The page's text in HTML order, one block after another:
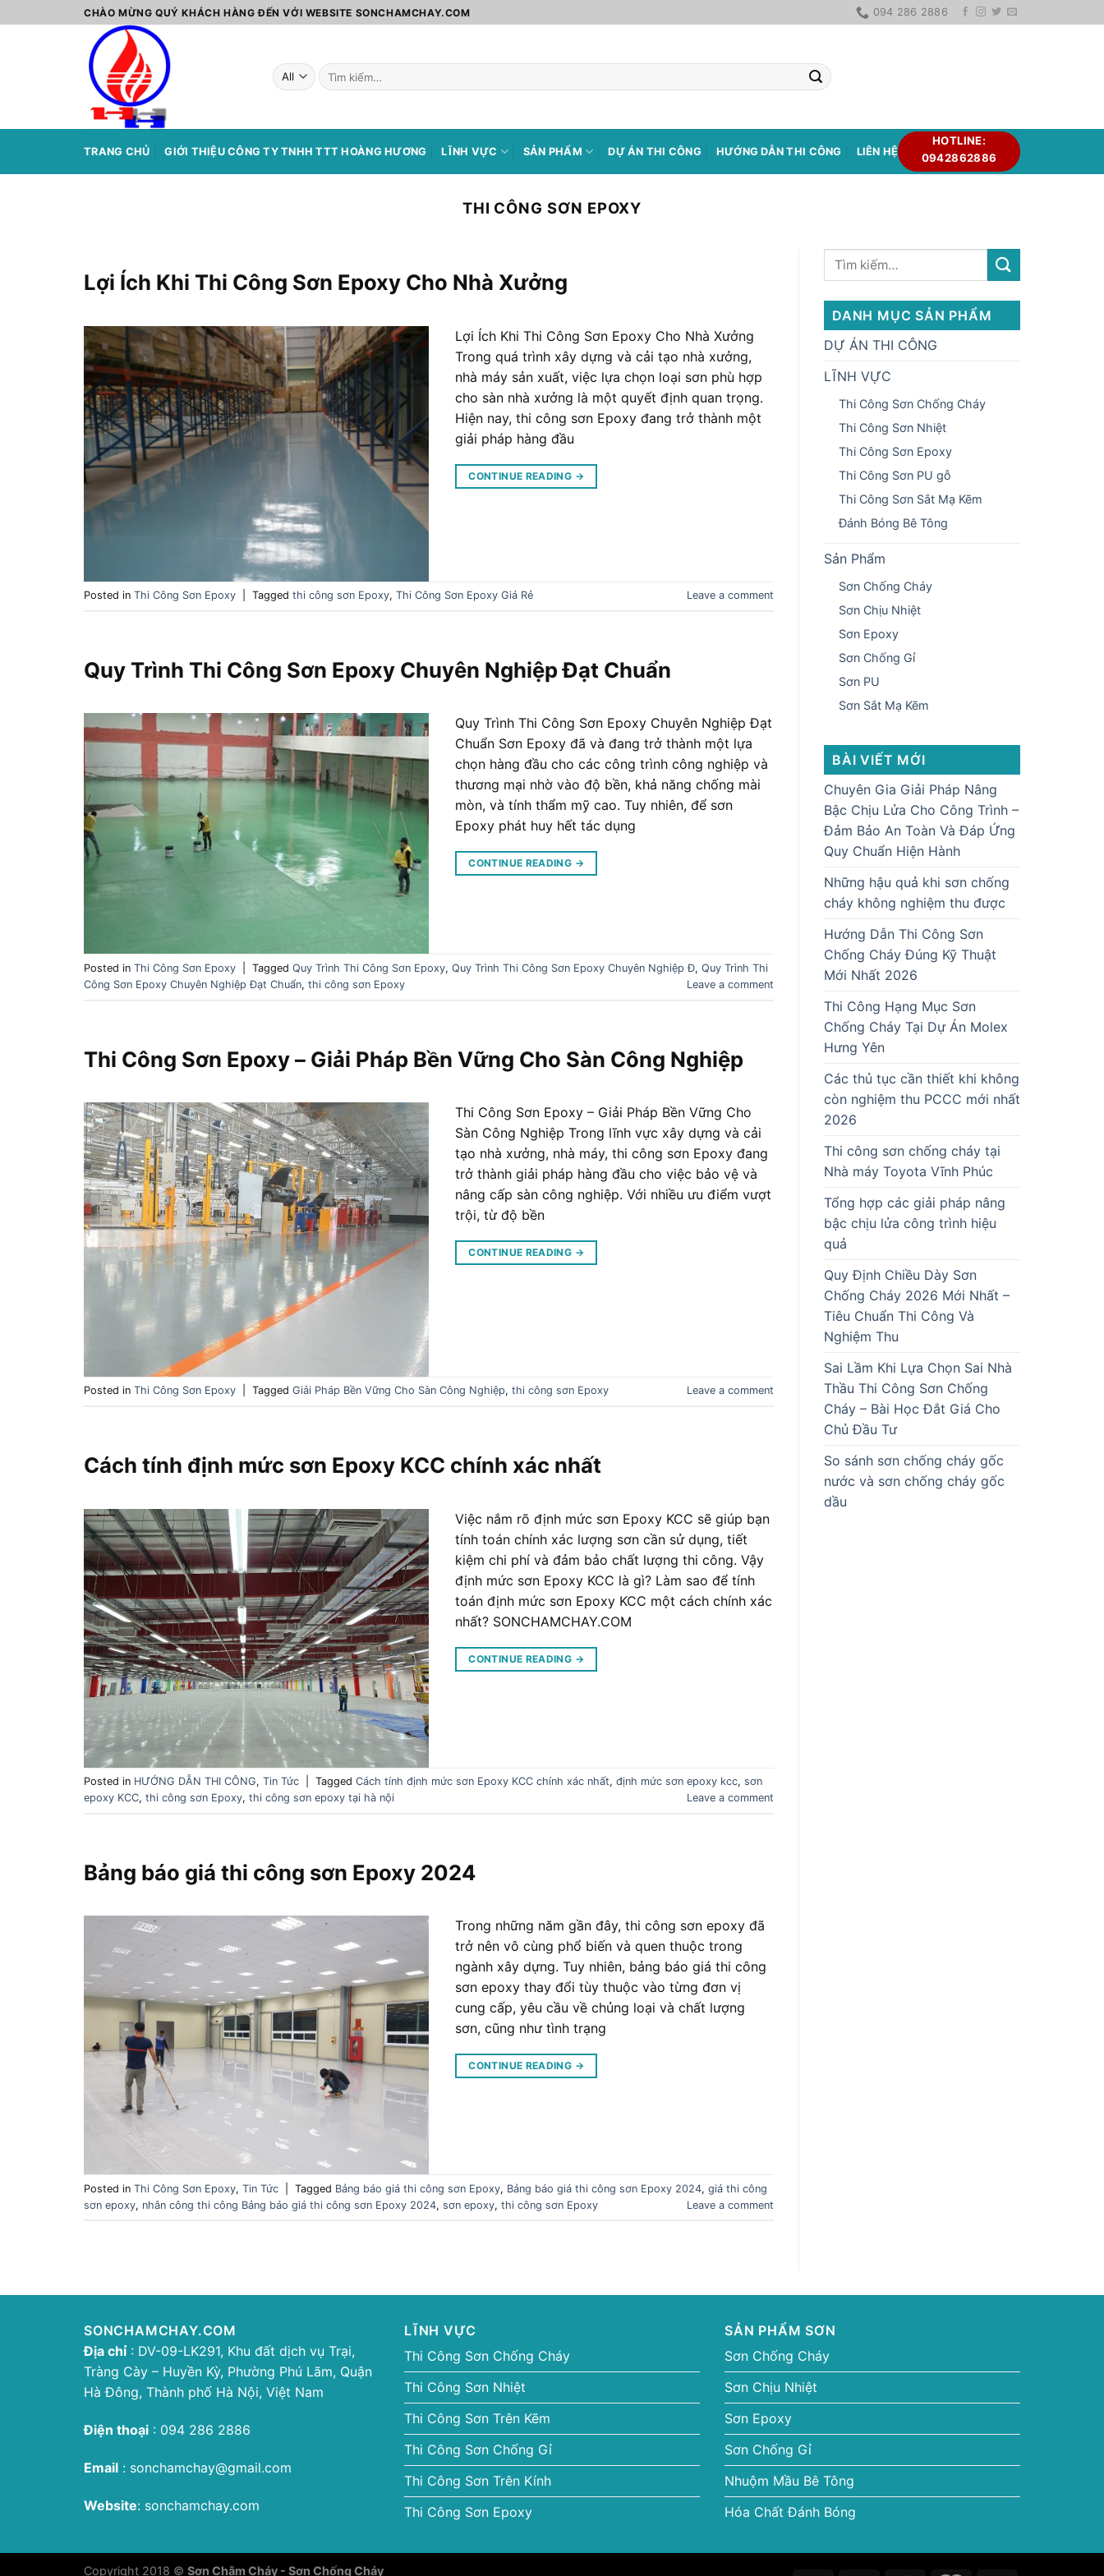
to
CHÀO MỪNG QUÝ KHÁCH HÀNG ĐẾN VỚI WEBSITE SONCHAMCHAY.COM 094 286 2886
Tìm
kiếm:
TRANG CHỦ GIỚI THIỆU CÔNG TY TNHH TTT HOÀNG HƯƠNG LĨNH VỰC SẢN PHẨM DỰ ÁN THI CÔNG HƯỚNG DẪN THI CÔNG LIÊN HỆ
HOTLINE:
0942862886
THI CÔNG SƠN EPOXY
Lợi Ích Khi Thi Công Sơn Epoxy Cho Nhà Xưởng
Lợi Ích Khi Thi Công Sơn Epoxy Cho Nhà Xưởng
Trong quá trình xây dựng và cải tạo nhà xưởng,
nhà máy sản xuất, việc lựa chọn loại sơn phù hợp
cho sàn nhà xưởng là một quyết định quan trọng.
Hiện nay, thi công sơn Epoxy đang trở thành một
giải pháp hàng đầu
CONTINUE READING →
Posted in Thi Công Sơn Epoxy Tagged thi công sơn Epoxy, Thi Công Sơn Epoxy Giá Rẻ Leave a comment
Quy Trình Thi Công Sơn Epoxy Chuyên Nghiệp Đạt Chuẩn
Quy Trình Thi Công Sơn Epoxy Chuyên Nghiệp Đạt
Chuẩn Sơn Epoxy đã và đang trở thành một lựa
chọn hàng đầu cho các công trình công nghiệp và
thương mại nhờ vào độ bền, khả năng chống mài
mòn, và tính thẩm mỹ cao. Tuy nhiên, để sơn
Epoxy phát huy hết tác dụng
CONTINUE READING →
Posted in Thi Công Sơn Epoxy Tagged Quy Trình Thi Công Sơn Epoxy, Quy Trình Thi Công Sơn Epoxy Chuyên Nghiệp Đ, Quy Trình Thi
Công Sơn Epoxy Chuyên Nghiệp Đạt Chuẩn, thi công sơn Epoxy Leave a comment
Thi Công Sơn Epoxy – Giải Pháp Bền Vững Cho Sàn Công Nghiệp
Thi Công Sơn Epoxy – Giải Pháp Bền Vững Cho
Sàn Công Nghiệp Trong lĩnh vực xây dựng và cải
tạo nhà xưởng, nhà máy, thi công sơn Epoxy đang
trở thành giải pháp hàng đầu cho việc bảo vệ và
nâng cấp sàn công nghiệp. Với nhiều ưu điểm vượt
trội, từ độ bền
CONTINUE READING →
Posted in Thi Công Sơn Epoxy Tagged Giải Pháp Bền Vững Cho Sàn Công Nghiệp, thi công sơn Epoxy Leave a comment
Cách tính định mức sơn Epoxy KCC chính xác nhất
Việc nắm rõ định mức sơn Epoxy KCC sẽ giúp bạn
tính toán chính xác lượng sơn cần sử dụng, tiết
kiệm chi phí và đảm bảo chất lượng thi công. Vậy
định mức sơn Epoxy KCC là gì? Làm sao để tính
toán định mức sơn Epoxy KCC một cách chính xác
nhất? SONCHAMCHAY.COM
CONTINUE READING →
Posted in HƯỚNG DẪN THI CÔNG, Tin Tức Tagged Cách tính định mức sơn Epoxy KCC chính xác nhất, định mức sơn epoxy kcc, sơn
epoxy KCC, thi công sơn Epoxy, thi công sơn epoxy tại hà nội Leave a comment
Bảng báo giá thi công sơn Epoxy 2024
Trong những năm gần đây, thi công sơn epoxy đã
trở nên vô cùng phổ biến và quen thuộc trong
ngành xây dựng. Tuy nhiên, bảng báo giá thi công
sơn epoxy thay đổi tùy thuộc vào từng đơn vị
cung cấp, yêu cầu về chủng loại và chất lượng
sơn, cũng như tình trạng
CONTINUE READING →
Posted in Thi Công Sơn Epoxy, Tin Tức Tagged Bảng báo giá thi công sơn Epoxy, Bảng báo giá thi công sơn Epoxy 2024, giá thi công
sơn epoxy, nhân công thi công Bảng báo giá thi công sơn Epoxy 2024, sơn epoxy, thi công sơn Epoxy Leave a comment
DANH MỤC SẢN PHẨM
DỰ ÁN THI CÔNG
LĨNH VỰC
Thi Công Sơn Chống Cháy
Thi Công Sơn Nhiệt
Thi Công Sơn Epoxy
Thi Công Sơn PU gỗ
Thi Công Sơn Sắt Mạ Kẽm
Đánh Bóng Bê Tông
Sản Phẩm
Sơn Chống Cháy
Sơn Chịu Nhiệt
Sơn Epoxy
Sơn Chống Gỉ
Sơn PU
Sơn Sắt Mạ Kẽm
BÀI VIẾT MỚI
Chuyên Gia Giải Pháp Nâng
Bậc Chịu Lửa Cho Công Trình –
Đảm Bảo An Toàn Và Đáp Ứng
Quy Chuẩn Hiện Hành
Những hậu quả khi sơn chống
cháy không nghiệm thu được
Hướng Dẫn Thi Công Sơn
Chống Cháy Đúng Kỹ Thuật
Mới Nhất 2026
Thi Công Hạng Mục Sơn
Chống Cháy Tại Dự Án Molex
Hưng Yên
Các thủ tục cần thiết khi không
còn nghiệm thu PCCC mới nhất
2026
Thi công sơn chống cháy tại
Nhà máy Toyota Vĩnh Phúc
Tổng hợp các giải pháp nâng
bậc chịu lửa công trình hiệu
quả
Quy Định Chiều Dày Sơn
Chống Cháy 2026 Mới Nhất –
Tiêu Chuẩn Thi Công Và
Nghiệm Thu
Sai Lầm Khi Lựa Chọn Sai Nhà
Thầu Thi Công Sơn Chống
Cháy – Bài Học Đắt Giá Cho
Chủ Đầu Tư
So sánh sơn chống cháy gốc
nước và sơn chống cháy gốc
dầu
SONCHAMCHAY.COM
Địa chỉ: DV-09-LK291, Khu đất dịch vụ Trại,
Tràng Cày – Huyền Kỳ, Phường Phú Lãm, Quận
Hà Đông, Thành phố Hà Nội, Việt Nam
Điện thoại : 094 286 2886
Email : sonchamchay@gmail.com
Website: sonchamchay.com
LĨNH VỰC
Thi Công Sơn Chống Cháy
Thi Công Sơn Nhiệt
Thi Công Sơn Trên Kẽm
Thi Công Sơn Chống Gỉ
Thi Công Sơn Trên Kính
Thi Công Sơn Epoxy
SẢN PHẨM SƠN
Sơn Chống Cháy
Sơn Chịu Nhiệt
Sơn Epoxy
Sơn Chống Gỉ
Nhuộm Mầu Bê Tông
Hóa Chất Đánh Bóng
Copyright 2018 © Sơn Chậm Cháy - Sơn Chống Cháy